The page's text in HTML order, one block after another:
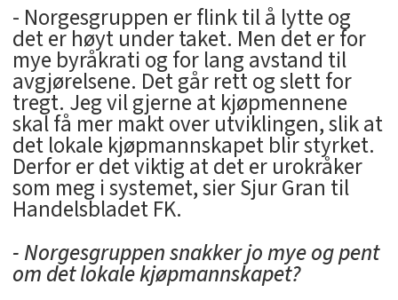
- Norgesgruppen er flink til å lytte og
det er høyt under taket. Men det er for
mye byråkrati og for lang avstand til
avgjørelsene. Det går rett og slett for
tregt. Jeg vil gjerne at kjøpmennene
skal få mer makt over utviklingen, slik at
det lokale kjøpmannskapet blir styrket.
Derfor er det viktig at det er urokråker
som meg i systemet, sier Sjur Gran til
Handelsbladet FK.
- Norgesgruppen snakker jo mye og pent
om det lokale kjøpmannskapet?